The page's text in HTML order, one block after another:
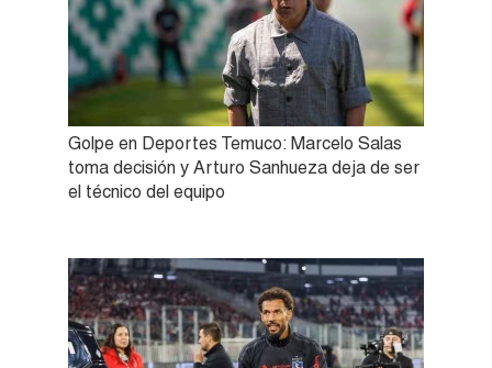
Golpe en Deportes Temuco: Marcelo Salas
toma decisión y Arturo Sanhueza deja de ser
el técnico del equipo